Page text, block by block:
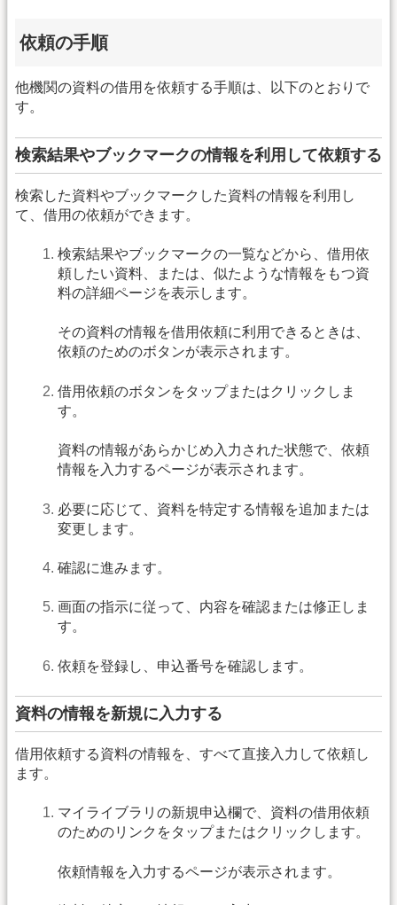
依頼の手順
他機関の資料の借用を依頼する手順は、以下のとおりで
す。
検索結果やブックマークの情報を利用して依頼する
検索した資料やブックマークした資料の情報を利用し
て、借用の依頼ができます。
検索結果やブックマークの一覧などから、借用依
頼したい資料、または、似たような情報をもつ資
料の詳細ページを表示します。
その資料の情報を借用依頼に利用できるときは、
依頼のためのボタンが表示されます。
借用依頼のボタンをタップまたはクリックしま
す。
資料の情報があらかじめ入力された状態で、依頼
情報を入力するページが表示されます。
必要に応じて、資料を特定する情報を追加または
変更します。
確認に進みます。
画面の指示に従って、内容を確認または修正しま
す。
依頼を登録し、申込番号を確認します。
資料の情報を新規に入力する
借用依頼する資料の情報を、すべて直接入力して依頼し
ます。
マイライブラリの新規申込欄で、資料の借用依頼
のためのリンクをタップまたはクリックします。
依頼情報を入力するページが表示されます。